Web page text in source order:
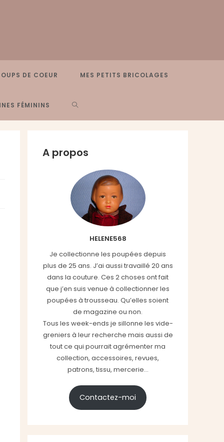
DE COEUR MES PETITS BRICOLAGES
FÉMININS TOGGLE
A propos
HELENE568
Je collectionne les poupées depuis
plus de 25 ans. J’ai aussi travaillé 20 ans
dans la couture. Ces 2 choses ont fait
que j’en suis venue à collectionner les
poupées à trousseau. Qu’elles soient
de magazine ou non.
Tous les week-ends je sillonne les vide-
greniers à leur recherche mais aussi de
tout ce qui pourrait agrémenter ma
collection, accessoires, revues,
patrons, tissu, mercerie...
Contactez-moi